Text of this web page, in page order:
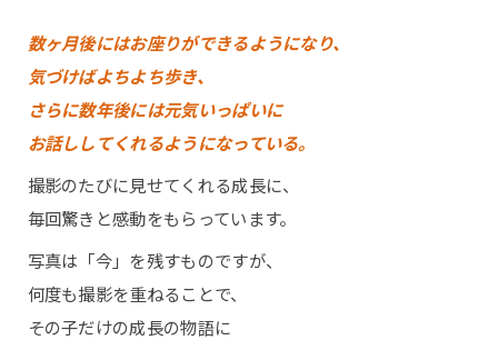
数ヶ月後にはお座りができるようになり、
気づけばよちよち歩き、
さらに数年後には元気いっぱいに
お話ししてくれるようになっている。
撮影のたびに見せてくれる成長に、
毎回驚きと感動をもらっています。
写真は「今」を残すものですが、
何度も撮影を重ねることで、
その子だけの成長の物語に